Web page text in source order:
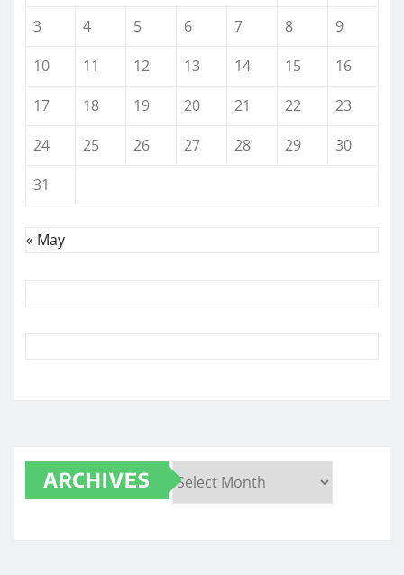
3
4 5 6 7 8
9
10
11 12 13 14 15
16
17
18 19 20 21 22
23
24
25 26 27 28 29
30
31
« May
ARCHIVES